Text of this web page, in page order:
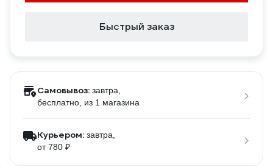
Быстрый заказ
Самовывоз: завтра,
бесплатно , из 1 магазина
Курьером: завтра,
от 780 ₽